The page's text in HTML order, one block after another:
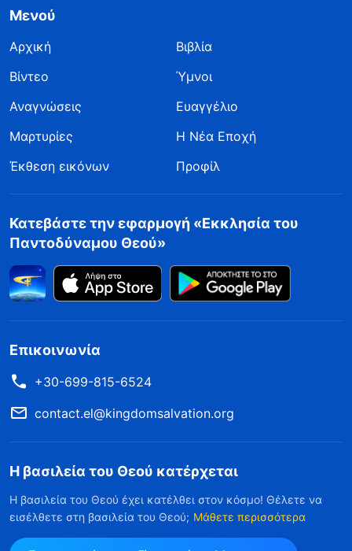
Μενού
Αρχική
Βιβλία
Βίντεο
Ύμνοι
Αναγνώσεις
Ευαγγέλιο
Μαρτυρίες
Η Νέα Εποχή
Έκθεση εικόνων
Προφίλ
Κατεβάστε την εφαρμογή «Εκκλησία του
Παντοδύναμου Θεού»
Επικοινωνία
+30-699-815-6524
contact.el@kingdomsalvation.org
Η βασιλεία του Θεού κατέρχεται
Η βασιλεία του Θεού έχει κατέλθει στον κόσμο! Θέλετε να
εισέλθετε στη βασιλεία του Θεού; Μάθετε περισσότερα